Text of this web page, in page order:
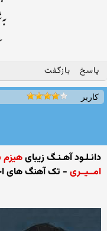
پاسخ بازگفت
کاربر
دانـلـود آهـنـگ زیبای
امــیــری- تک آهنگ های